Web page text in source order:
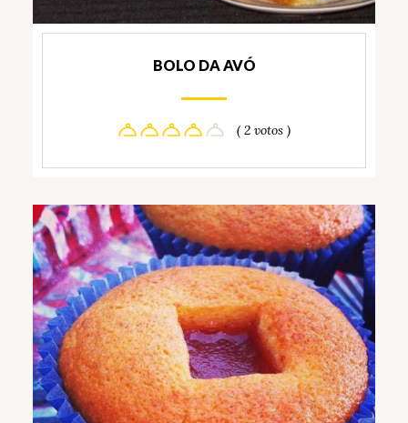
BOLO DA AVÓ
( 2 votos )